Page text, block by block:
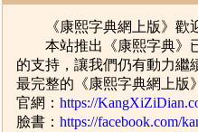
《康熙字典網上版》歡
本站推出《康熙字典》
的支持，讓我們仍有動力繼
最完整的《康熙字典網上版
官網：https://
臉書：https://facebook.com/